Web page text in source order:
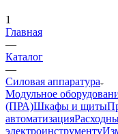
1
Главная
—
Каталог
—
Силовая аппаратура
Модульное
(ПРА)Шкафы и щиты
автоматизация
электроинструменту